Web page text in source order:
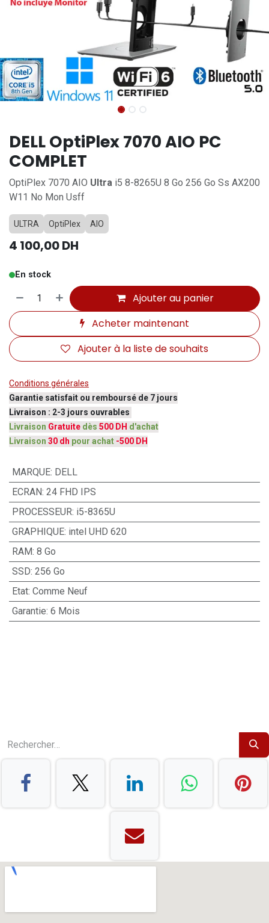
DELL OptiPlex 7070 AIO PC
COMPLET
OptiPlex 7070 AIO Ultra i5 8-8265U 8 Go 256 Go Ss AX200
W11 No Mon Usff
ULTRA OptiPlex AIO
4 100,00DH
En stock
Ajouter au panier
Acheter maintenant
Ajouter à la liste de souhaits
Conditions générales
Garantie satisfait ou remboursé de 7 jours
Livraison : 2-3 jours ouvrables
Livraison Gratuite dès 500 DH d'achat
Livraison 30 dh pour achat -500 DH
MARQUE: DELL
ECRAN: 24 FHD IPS
PROCESSEUR: i5-8365U
GRAPHIQUE: intel UHD 620
RAM: 8 Go
SSD: 256 Go
Etat: Comme Neuf
Garantie: 6 Mois